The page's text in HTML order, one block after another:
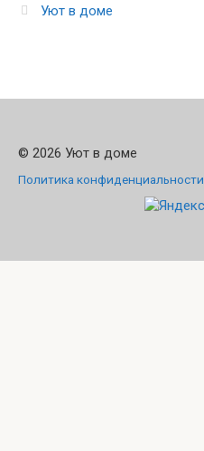
Уют в доме
© 2026 Уют в доме
Политика конфиденциальности